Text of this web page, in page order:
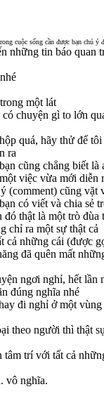
cuộc sống cần được bạn chú ý
những tin báo quan
một lát
có chuyện gì to lớn
quá, hãy thử để
ra
cũng chẳng biết là
việc vừa mới diễn
(comment) cũng vặt
có viết và chia sẻ
đó thật là một trò đùa
chỉ ra một sự thật cả
cả những cái (được
đã quên mất
ngơi nghỉ, hết lần
đúng nghĩa nhé
đi nghỉ ở một
theo người thì thật
tâm trí với tất cả
vô nghĩa.